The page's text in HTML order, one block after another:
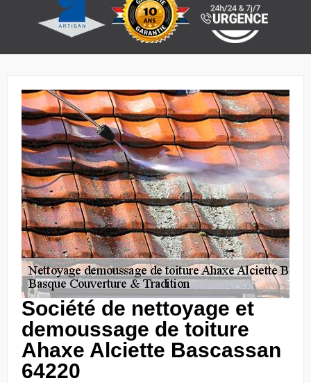
Société de nettoyage et
demoussage de toiture
Ahaxe Alciette Bascassan
64220